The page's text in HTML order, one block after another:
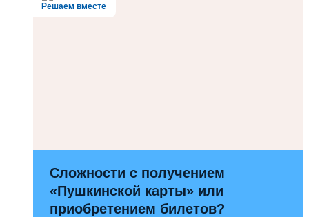
Решаем вместе
Сложности с получением
«Пушкинской карты» или
приобретением билетов?